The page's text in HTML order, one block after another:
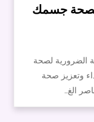
لصحة جسمك
الضرورية لصحة
وتعزيز صحة
الغ…